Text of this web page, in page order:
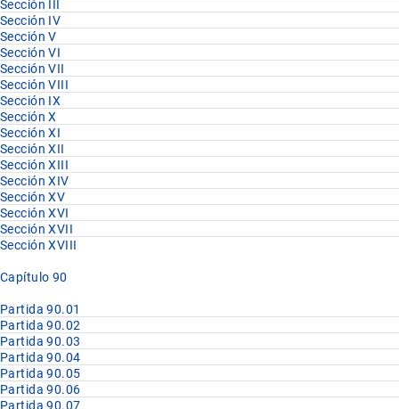
Sección III
Sección IV
Sección V
Sección VI
Sección VII
Sección VIII
Sección IX
Sección X
Sección XI
Sección XII
Sección XIII
Sección XIV
Sección XV
Sección XVI
Sección XVII
Sección XVIII
Capítulo 90
Partida 90.01
Partida 90.02
Partida 90.03
Partida 90.04
Partida 90.05
Partida 90.06
Partida 90.07